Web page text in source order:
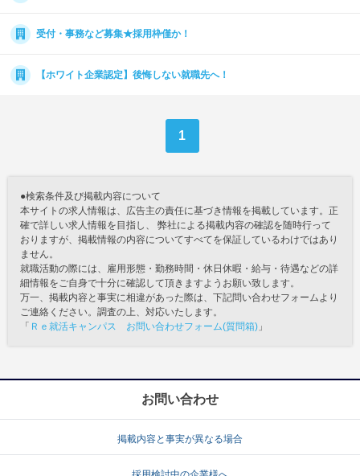
受付・事務など募集★採用枠僅か！
【ホワイト企業認定】後悔しない就職先へ！
1
●検索条件及び掲載内容について
本サイトの求人情報は、広告主の責任に基づき情報を掲載しています。正
確で詳しい求人情報を目指し、 弊社による掲載内容の確認を随時行って
おりますが、掲載情報の内容についてすべてを保証しているわけではあり
ません。
就職活動の際には、雇用形態・勤務時間・休日休暇・給与・待遇などの詳
細情報をご自身で十分に確認して頂きますようお願い致します。
万一、掲載内容と事実に相違があった際は、下記問い合わせフォームより
ご連絡ください。調査の上、対応いたします。
「 Ｒｅ就活キャンパス お問い合わせフォーム(質問箱) 」
お問い合わせ
掲載内容と事実が異なる場合